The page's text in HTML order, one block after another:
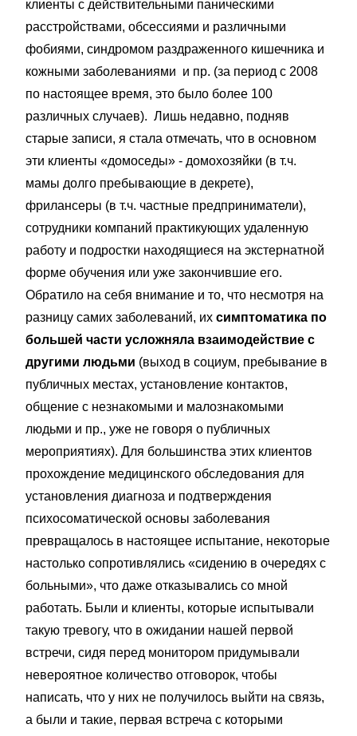
клиенты с действительными паническими
расстройствами, обсессиями и различными
фобиями, синдромом раздраженного кишечника и
кожными заболеваниями и пр. (за период с 2008
по настоящее время, это было более 100
различных случаев). Лишь недавно, подняв
старые записи, я стала отмечать, что в основном
эти клиенты «домоседы» - домохозяйки (в т.ч.
мамы долго пребывающие в декрете),
фрилансеры (в т.ч. частные предприниматели),
сотрудники компаний практикующих удаленную
работу и подростки находящиеся на экстернатной
форме обучения или уже закончившие его.
Обратило на себя внимание и то, что несмотря на
разницу самих заболеваний, их симптоматика по
большей части усложняла взаимодействие с
другими людьми (выход в социум, пребывание в
публичных местах, установление контактов,
общение с незнакомыми и малознакомыми
людьми и пр., уже не говоря о публичных
мероприятиях). Для большинства этих клиентов
прохождение медицинского обследования для
установления диагноза и подтверждения
психосоматической основы заболевания
превращалось в настоящее испытание, некоторые
настолько сопротивлялись «сидению в очередях с
больными», что даже отказывались со мной
работать. Были и клиенты, которые испытывали
такую тревогу, что в ожидании нашей первой
встречи, сидя перед монитором придумывали
невероятное количество отговорок, чтобы
написать, что у них не получилось выйти на связь,
а были и такие, первая встреча с которыми